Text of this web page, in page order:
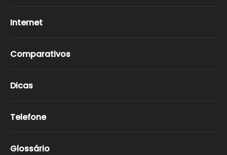
Internet
Comparativos
Dicas
Telefone
Glossário